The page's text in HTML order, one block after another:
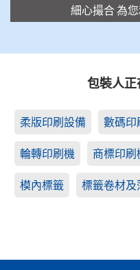
細心撮合 為
包裝人
柔版印刷設備 數碼印
輪轉印刷機 商標印刷
模內標籤 標籤卷材及